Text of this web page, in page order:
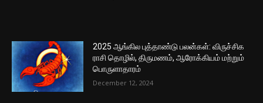
2025 ஆங்கில புத்தாண்டு பலன்கள்: விருச்சிக
ராசி தொழில், திருமணம், ஆரோக்கியம் மற்றும்
பொருளாதாரம்
December 12, 2024